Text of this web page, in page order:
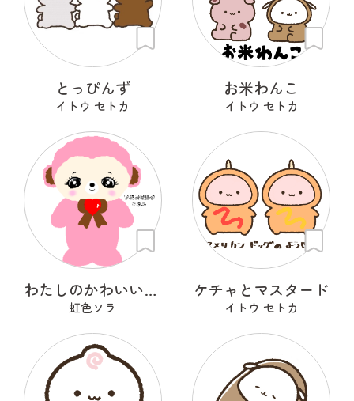
とっぴんず
イトウ セトカ
お米わんこ
イトウ セトカ
わたしのかわいいせかい
虹色ソラ
ケチャとマスタード
イトウ セトカ